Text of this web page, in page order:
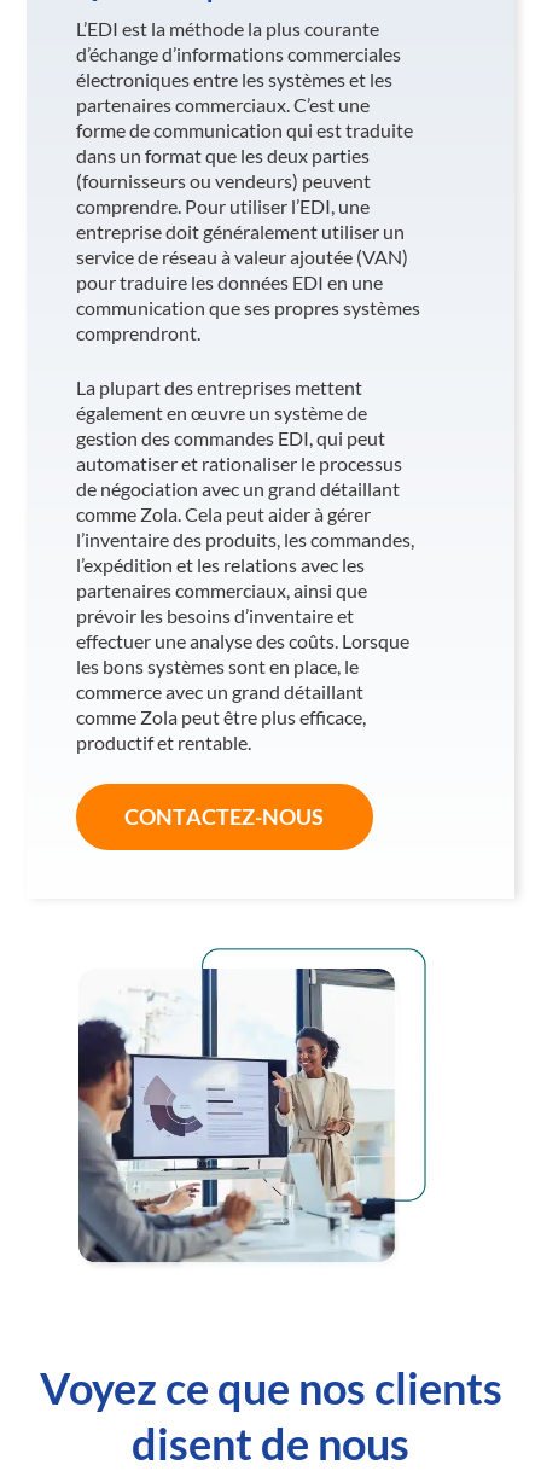
L’EDI est la méthode la plus courante
d’échange d’informations commerciales
électroniques entre les systèmes et les
partenaires commerciaux. C’est une
forme de communication qui est traduite
dans un format que les deux parties
(fournisseurs ou vendeurs) peuvent
comprendre. Pour utiliser l’EDI, une
entreprise doit généralement utiliser un
service de réseau à valeur ajoutée (VAN)
pour traduire les données EDI en une
communication que ses propres systèmes
comprendront.
La plupart des entreprises mettent
également en œuvre un système de
gestion des commandes EDI, qui peut
automatiser et rationaliser le processus
de négociation avec un grand détaillant
comme Zola. Cela peut aider à gérer
l’inventaire des produits, les commandes,
l’expédition et les relations avec les
partenaires commerciaux, ainsi que
prévoir les besoins d’inventaire et
effectuer une analyse des coûts. Lorsque
les bons systèmes sont en place, le
commerce avec un grand détaillant
comme Zola peut être plus efficace,
productif et rentable.
CONTACTEZ-NOUS
Voyez ce que nos clients
disent de nous